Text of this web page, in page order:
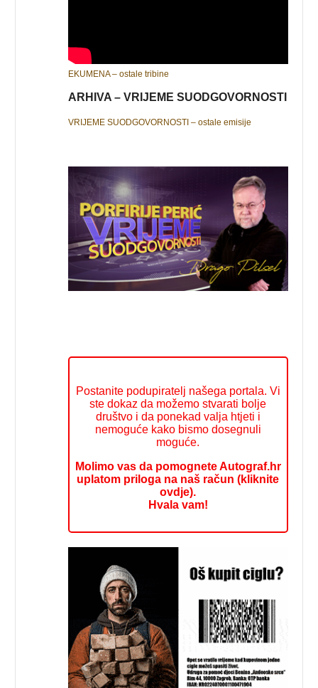
EKUMENA – ostale tribine
ARHIVA – VRIJEME SUODGOVORNOSTI
VRIJEME SUODGOVORNOSTI – ostale emisije
Postanite podupiratelj našega portala. Vi
ste dokaz da možemo stvarati bolje
društvo i da ponekad valja htjeti i
nemoguće kako bismo dosegnuli
moguće.
Molimo vas da pomognete Autograf.hr
uplatom priloga na naš račun (kliknite
ovdje).
Hvala vam!